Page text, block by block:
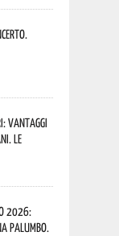
vantaggi
Le
2026:
Palumbo.